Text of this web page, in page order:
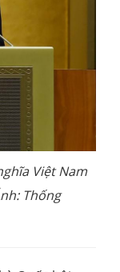
Việt Nam
Thống